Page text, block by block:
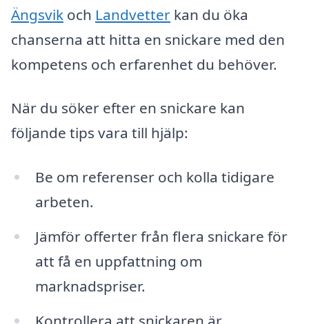
Ängsvik och Landvetter kan du öka
chanserna att hitta en snickare med den
kompetens och erfarenhet du behöver.
När du söker efter en snickare kan
följande tips vara till hjälp:
Be om referenser och kolla tidigare
arbeten.
Jämför offerter från flera snickare för
att få en uppfattning om
marknadspriser.